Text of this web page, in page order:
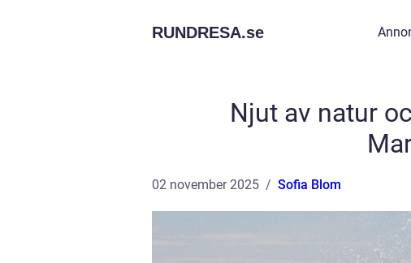
RUNDRESA.se
Njut av natur
02 november 2025 Sofia Blom